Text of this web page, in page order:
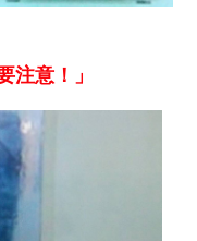
注意！」